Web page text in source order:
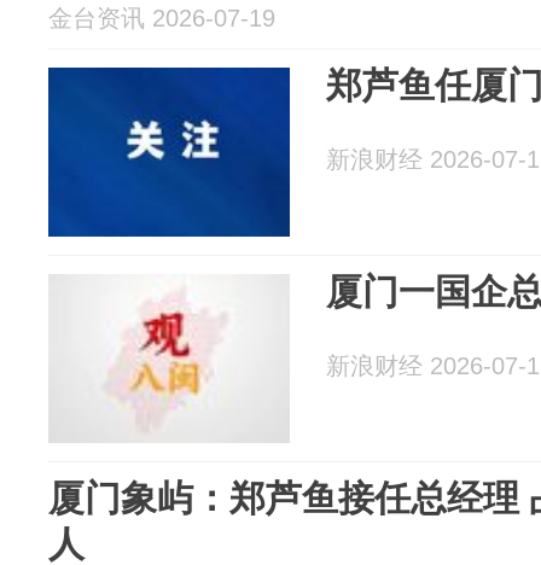
金台资讯 2026-07-19
郑芦鱼任厦
新浪财经 2026-07-
厦门一国企
新浪财经 2026-07-
厦门象屿：郑芦鱼接任总经理
人